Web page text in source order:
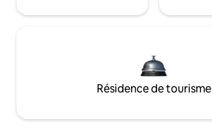
Résidence de tourisme